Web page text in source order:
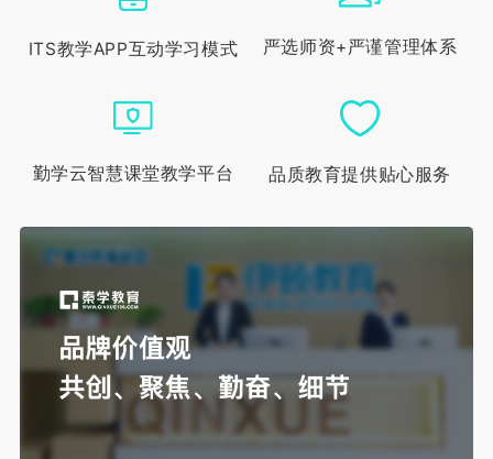
ITS教学APP互动学习模式 严选师资+严谨管理体系
勤学云智慧课堂教学平台 品质教育提供贴心服务